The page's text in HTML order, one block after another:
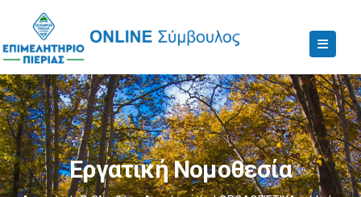
Εργατική Νομοθεσία